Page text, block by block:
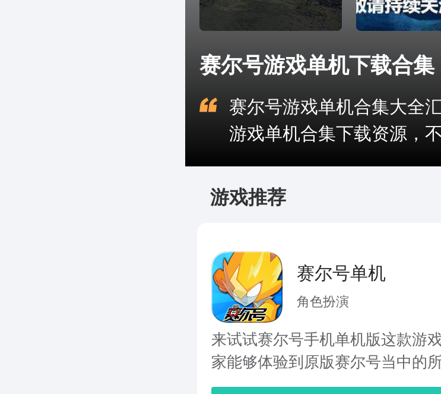
赛尔号游戏单机下载合集
赛尔号游戏单机合集大全
游戏单机合集下载资源，
游戏推荐
赛尔号单机
角色扮演
来试试赛尔号手机单机版这款游
家能够体验到原版赛尔号当中的